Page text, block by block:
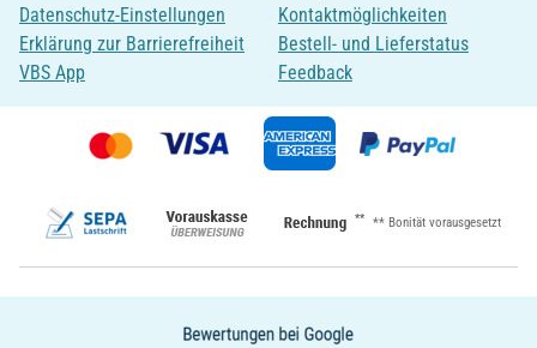
Datenschutz-Einstellungen
Erklärung zur Barrierefreiheit
VBS App
Kontaktmöglichkeiten
Bestell- und Lieferstatus
Feedback
** ** Bonität vorausgesetzt